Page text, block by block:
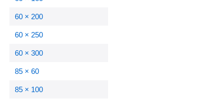
60 × 200
60 × 250
60 × 300
85 × 60
85 × 100